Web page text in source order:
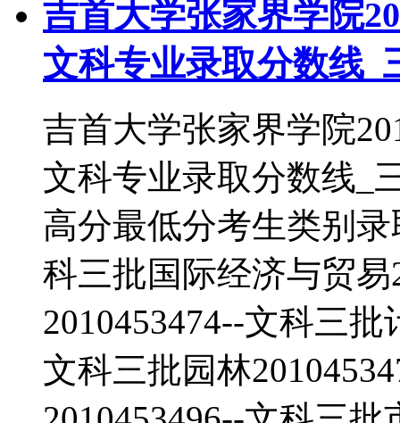
吉首大学张家界学院
文科专业录取分数线_
吉首大学张家界学院
文科专业录取分数线_
高分最低分考生类别
科三批国际经济与贸易
2010453474--文科三
文科三批园林